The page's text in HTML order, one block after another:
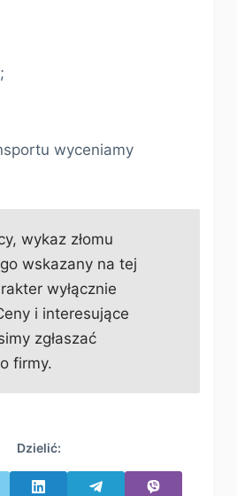
wyceniamy
wykaz złomu
wskazany na tej
wyłącznie
i interesujące
zgłaszać
firmy.
Dzielić: